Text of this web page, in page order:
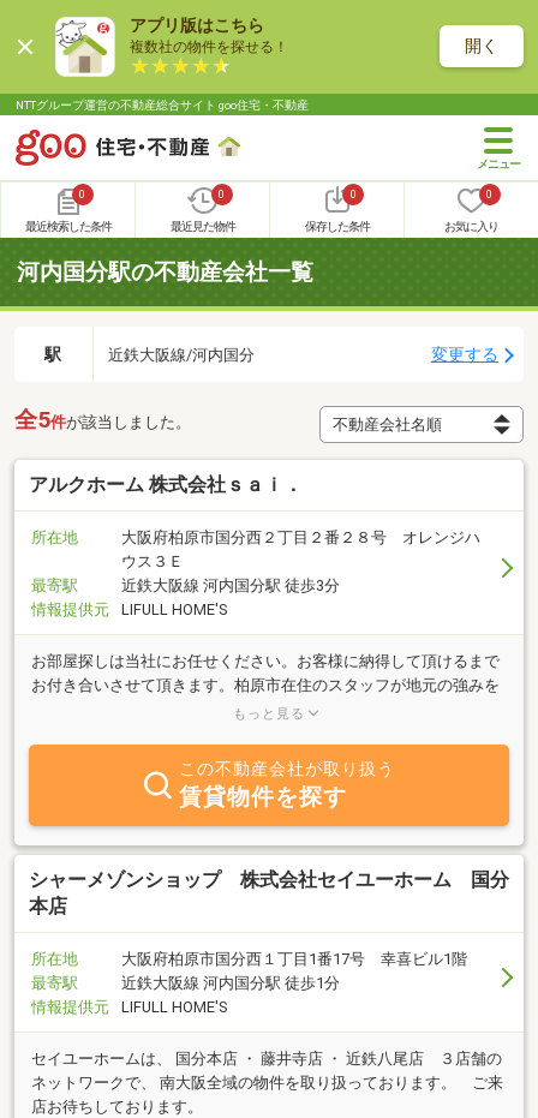
アプリ版はこちら
複数社の物件を探せる！ 開く
NTTグループ運営の不動産総合サイト goo住宅・不動産
0
最近検索した条件
0
最近見た物件
0
保存した条件
0
お気に入り
河内国分駅の不動産会社一覧
駅 近鉄大阪線/河内国分 変更する
全5件が該当しました。
アルクホーム 株式会社ｓａｉ．
所在地
大阪府柏原市国分西２丁目２番２８号 オレンジハ
ウス３Ｅ
最寄駅
近鉄大阪線 河内国分駅 徒歩3分
情報提供元
LIFULL HOME'S
お部屋探しは当社にお任せください。お客様に納得して頂けるまで
お付き合いさせて頂きます。柏原市在住のスタッフが地元の強みを
生かせたご提案、業界歴の長いスタッフが納得と安心感を皆様にお
もっと見る
この不動産会社が取り扱う
賃貸物件を探す
シャーメゾンショップ 株式会社セイユーホーム 国分
本店
所在地
大阪府柏原市国分西１丁目1番17号 幸喜ビル1階
最寄駅
近鉄大阪線 河内国分駅 徒歩1分
情報提供元
LIFULL HOME'S
セイユーホームは、 国分本店 ・ 藤井寺店 ・ 近鉄八尾店 ３店舗の
ネットワークで、 南大阪全域の物件を取り扱っております。 ご来
店お待ちしております。